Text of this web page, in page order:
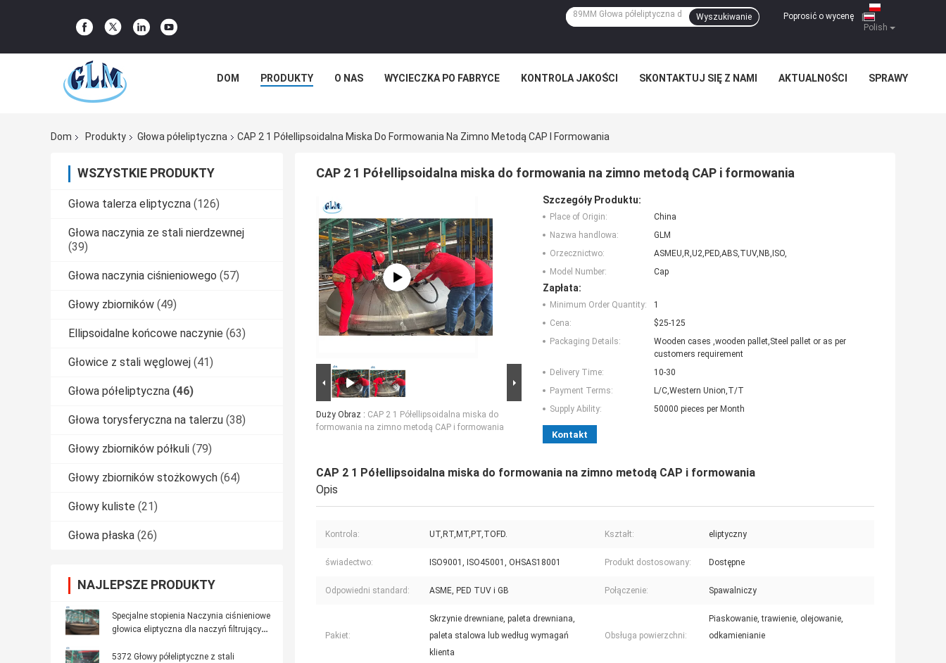
Polish
Poprosić o wycenę
Wyszukiwanie
DOM PRODUKTY O NAS WYCIECZKA PO FABRYCE KONTROLA JAKOŚCI SKONTAKTUJ SIĘ Z NAMI AKTUALNOŚCI SPRAWY
Dom Produkty Głowa półeliptyczna CAP 2 1 Półellipsoidalna Miska Do Formowania Na Zimno Metodą CAP I Formowania
WSZYSTKIE PRODUKTY
Głowa talerza eliptyczna (126)
Głowa naczynia ze stali nierdzewnej
(39)
Głowa naczynia ciśnieniowego (57)
Głowy zbiorników (49)
Ellipsoidalne końcowe naczynie (63)
Głowice z stali węglowej (41)
Głowa półeliptyczna (46)
Głowa torysferyczna na talerzu (38)
Głowy zbiorników półkuli (79)
Głowy zbiorników stożkowych (64)
Głowy kuliste (21)
Głowa płaska (26)
NAJLEPSZE PRODUKTY
Specjalne stopienia Naczynia ciśnieniowe
głowica eliptyczna dla naczyń filtrujących
5372 Głowy półeliptyczne z stali
CAP 2 1 Półellipsoidalna miska do formowania na zimno metodą CAP i formowania
Duży Obraz : CAP 2 1 Półellipsoidalna miska do
formowania na zimno metodą CAP i formowania
Szczegóły Produktu:
Place of Origin:
China
Nazwa handlowa:
GLM
Orzecznictwo:
ASMEU,R,U2,PED,ABS,TUV,NB,ISO,
Model Number:
Cap
Zapłata:
Minimum Order Quantity:
1
Cena:
$25-125
Packaging Details:
Wooden cases ,wooden pallet,Steel pallet or as per
customers requirement
Delivery Time:
10-30
Payment Terms:
L/C,Western Union,T/T
Supply Ability:
50000 pieces per Month
Kontakt
CAP 2 1 Półellipsoidalna miska do formowania na zimno metodą CAP i formowania
Opis
Kontrola: UT,RT,MT,PT,TOFD. Kształt: eliptyczny
świadectwo: ISO9001, ISO45001, OHSAS18001 Produkt dostosowany: Dostępne
Odpowiedni standard: ASME, PED TUV i GB Połączenie: Spawalniczy
Pakiet:
Skrzynie drewniane, paleta drewniana,
paleta stalowa lub według wymagań
klienta
Obsługa powierzchni:
Piaskowanie, trawienie, olejowanie,
odkamienianie